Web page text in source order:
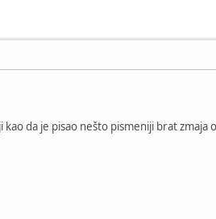
da je pisao nešto pismeniji brat zmaja